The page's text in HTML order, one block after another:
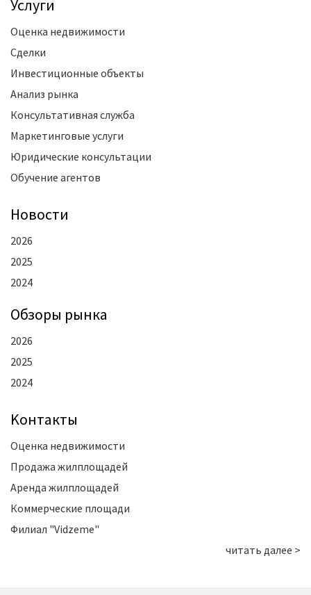
Услуги
Оценка недвижимости
Сделки
Инвестиционные объекты
Анализ рынка
Консультативная служба
Маркетинговые услуги
Юридические консультации
Обучение агентов
Новости
2026
2025
2024
Oбзоры рынка
2026
2025
2024
Kонтакты
Оценка недвижимости
Продажа жилплощадей
Аренда жилплощадей
Коммерческие площади
Филиал "Vidzeme"
читать далее >